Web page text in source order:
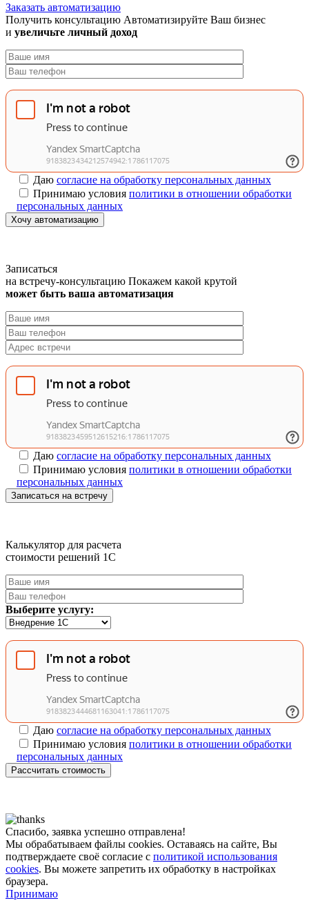
Заказать автоматизацию
Получить консультацию Автоматизируйте Ваш бизнес
и увеличьте личный доход
Даю согласие на обработку персональных данных
Принимаю условия политики в отношении обработки
персональных данных
Хочу автоматизацию
Записаться
на встречу-консультацию Покажем какой крутой
может быть ваша автоматизация
Даю согласие на обработку персональных данных
Принимаю условия политики в отношении обработки
персональных данных
Записаться на встречу
Калькулятор для расчета
стоимости решений 1C
Выберите услугу:
Даю согласие на обработку персональных данных
Принимаю условия политики в отношении обработки
персональных данных
Рассчитать стоимость
Спасибо, заявка успешно отправлена!
Мы обрабатываем файлы cookies. Оставаясь на сайте, Вы
подтверждаете своё согласие с политикой использования
cookies. Вы можете запретить их обработку в настройках
браузера.
Принимаю